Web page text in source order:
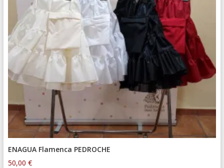
ENAGUA Flamenca PEDROCHE
50,00 €